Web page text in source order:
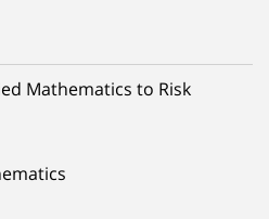
Mathematics to Risk